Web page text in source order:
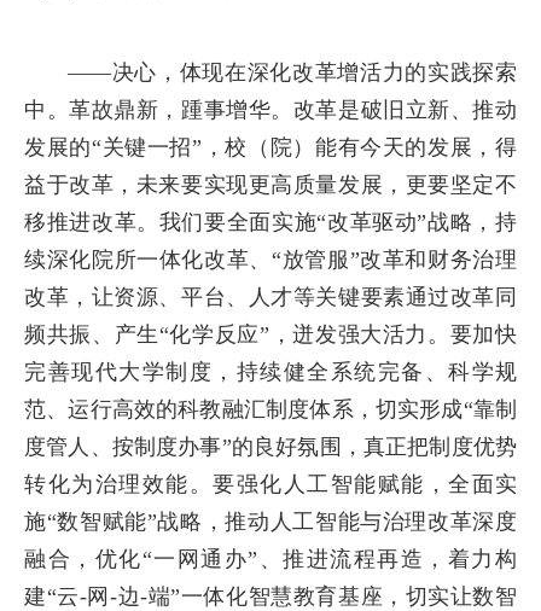
——决心，体现在深化改革增活力的实践探索
中。革故鼎新，踵事增华。改革是破旧立新、推动
发展的“关键一招”，校（院）能有今天的发展，得
益于改革，未来要实现更高质量发展，更要坚定不
移推进改革。我们要全面实施“改革驱动”战略，持
续深化院所一体化改革、“放管服”改革和财务治理
改革，让资源、平台、人才等关键要素通过改革同
频共振、产生“化学反应”，迸发强大活力。要加快
完善现代大学制度，持续健全系统完备、科学规
范、运行高效的科教融汇制度体系，切实形成“靠制
度管人、按制度办事”的良好氛围，真正把制度优势
转化为治理效能。要强化人工智能赋能，全面实
施“数智赋能”战略，推动人工智能与治理改革深度
融合，优化“一网通办”、推进流程再造，着力构
建“云-网-边-端”一体化智慧教育基座，切实让数智